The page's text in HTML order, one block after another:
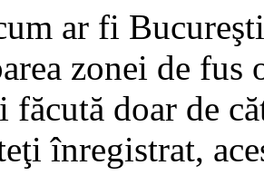
ar fi
zonei de fus
făcută doar de
înregistrat,